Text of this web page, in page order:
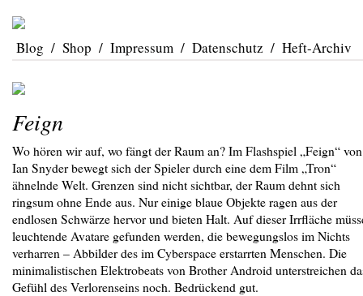
Blog / Shop / Impressum / Datenschutz / Heft-Archiv
Feign
Wo hören wir auf, wo fängt der Raum an? Im Flashspiel „Feign“ von
Ian Snyder bewegt sich der Spieler durch eine dem Film „Tron“
ähnelnde Welt. Grenzen sind nicht sichtbar, der Raum dehnt sich
ringsum ohne Ende aus. Nur einige blaue Objekte ragen aus der
endlosen Schwärze hervor und bieten Halt. Auf dieser Irrfläche
leuchtende Avatare gefunden werden, die bewegungslos im Nichts
verharren – Abbilder des im Cyberspace erstarrten Menschen. Die
minimalistischen Elektrobeats von Brother Android unterstreichen
Gefühl des Verlorenseins noch. Bedrückend gut.